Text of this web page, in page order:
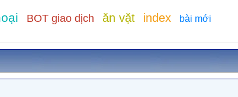
BOT giao dịch ăn vặt index bài mới